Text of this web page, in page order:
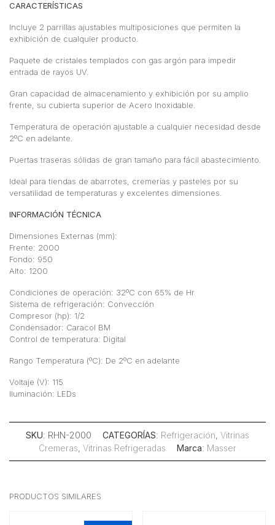
CARACTERÍSTICAS
Incluye 2 parrillas ajustables multiposiciones que permiten la
exhibición de cualquier producto.
Paquete de cristales templados con gas argón para impedir
entrada de rayos UV.
Gran capacidad de almacenamiento y exhibición por su amplio
frente, su cubierta superior de Acero Inoxidable.
Temperatura de operación ajustable a cualquier necesidad desde
2ºC en adelante.
Puertas traseras sólidas de gran tamaño para fácil abastecimiento.
Ideal para tiendas de abarrotes, cremerías y pasteles por su
versatilidad de temperaturas y excelentes dimensiones.
INFORMACIÓN TÉCNICA
Dimensiones Externas (mm):
Frente: 2000
Fondo: 950
Alto: 1200
Condiciones de operación: 32ºC con 65% de Hr
Sistema de refrigeración: Convección
Compresor (hp): 1/2
Condensador: Caracol BM
Control de temperatura: Digital
Rango Temperatura (ºC): De 2ºC en adelante
Voltaje (V): 115
Iluminación: LEDs
SKU: RHN-2000 CATEGORÍAS: Refrigeración, Vitrinas
Cremeras, Vitrinas Refrigeradas Marca: Masser
PRODUCTOS SIMILARES